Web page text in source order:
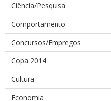
Ciência/Pesquisa
Comportamento
Concursos/Empregos
Copa 2014
Cultura
Economia